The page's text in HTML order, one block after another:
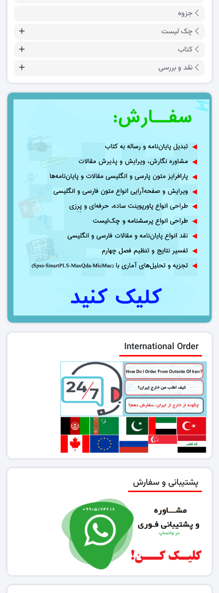
جزوه
چک لیست
کتاب
نقد و بررسی
International Order
پشتیبانی و سفارش